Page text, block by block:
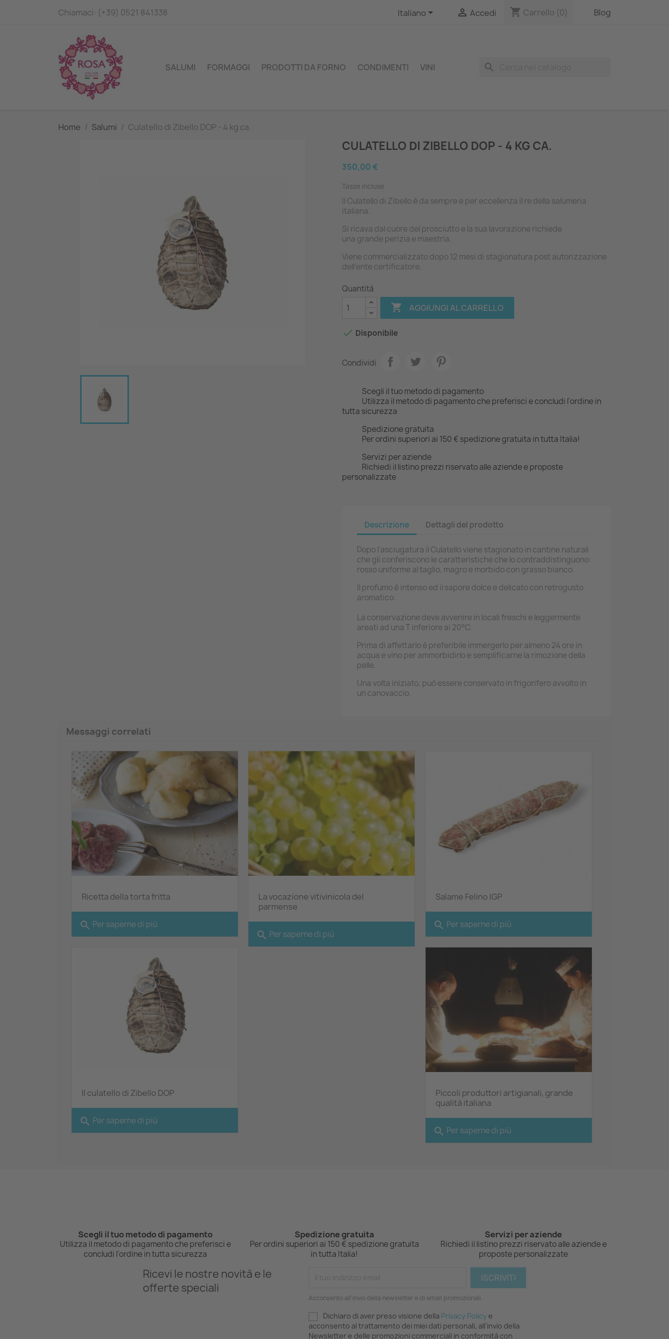
Chiamaci: (+39) 0521 841338 Italiano  Accedi shopping_cart Carrello (0) Blog
SALUMI FORMAGGI PRODOTTI DA FORNO CONDIMENTI VINI search
Home Salumi Culatello di Zibello DOP - 4 kg ca.
CULATELLO DI ZIBELLO DOP - 4 KG CA.
350,00 €
Tasse incluse
Il Culatello di Zibello è da sempre e per eccellenza il re della salumeria
italiana.
Si ricava dal cuore del prosciutto e la sua lavorazione richiede
una grande perizia e maestria.
Viene commercializzato dopo 12 mesi di stagionatura post autorizzazione
dell’ente certificatore.
Quantità
 AGGIUNGI AL CARRELLO
 Disponibile
Condividi
Scegli il tuo metodo di pagamento
Utilizza il metodo di pagamento che preferisci e concludi l'ordine in
tutta sicurezza
Spedizione gratuita
Per ordini superiori ai 150 € spedizione gratuita in tutta Italia!
Servizi per aziende
Richiedi il listino prezzi riservato alle aziende e proposte
personalizzate
Descrizione Dettagli del prodotto
Dopo l'asciugatura il Culatello viene stagionato in cantine naturali
che gli conferiscono le caratteristiche che lo contraddistinguono:
rosso uniforme al taglio, magro e morbido con grasso bianco.
Il profumo è intenso ed il sapore dolce e delicato con retrogusto
aromatico.
La conservazione deve avvenire in locali freschi e leggermente
areati ad una T inferiore ai 20°C.
Prima di affettarlo è preferibile immergerlo per almeno 24 ore in
acqua e vino per ammorbidirlo e semplificarne la rimozione della
pelle.
Una volta iniziato, può essere conservato in frigorifero avvolto in
un canovaccio.
Messaggi correlati
Ricetta della torta fritta
search Per saperne di più
La vocazione vitivinicola del
parmense
search Per saperne di più
Salame Felino IGP
search Per saperne di più
Il culatello di Zibello DOP
search Per saperne di più
Piccoli produttori artigianali, grande
qualità italiana
search Per saperne di più
Scegli il tuo metodo di pagamento
Utilizza il metodo di pagamento che preferisci e
concludi l'ordine in tutta sicurezza
Spedizione gratuita
Per ordini superiori ai 150 € spedizione gratuita
in tutta Italia!
Servizi per aziende
Richiedi il listino prezzi riservato alle aziende e
proposte personalizzate
Ricevi le nostre novità e le
offerte speciali
Acconsento all'invio della newsletter e di email promozionali.
Dichiaro di aver preso visione della Privacy Policye
acconsento al trattamento dei miei dati personali, all'invio della
Newsletter e delle promozioni commerciali in conformità con